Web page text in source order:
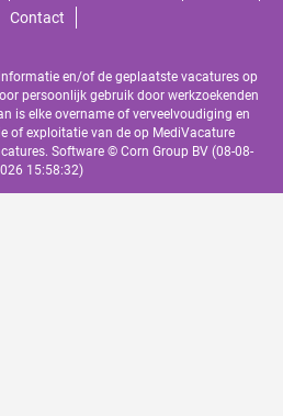
Contact
en/of de geplaatste vacatures op
persoonlijk gebruik door werkzoekenden
is elke overname of verveelvoudiging en
of exploitatie van de op MediVacature
Software © Corn Group BV (08-08-
15:58:32)